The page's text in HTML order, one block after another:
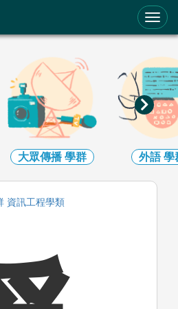
輔助系統
大眾傳播 學群 外語學
資訊工程學類